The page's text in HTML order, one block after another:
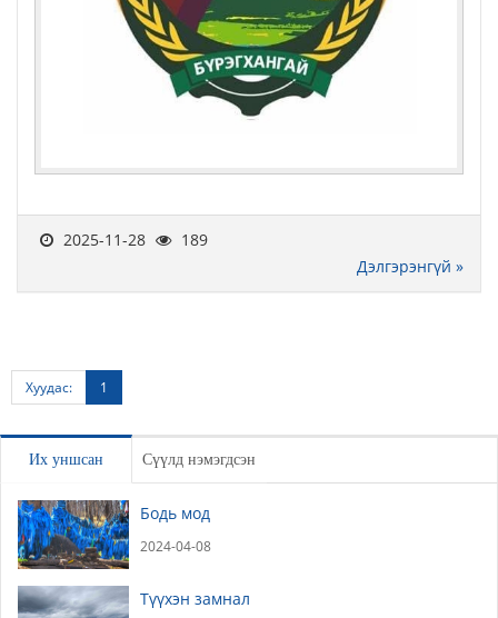
2025-11-28
189
Дэлгэрэнгүй »
Хуудас: 1
Их уншсан Сүүлд нэмэгдсэн
Бодь мод
2024-04-08
Түүхэн замнал